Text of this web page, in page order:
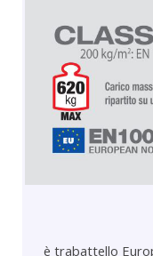
è trabattello